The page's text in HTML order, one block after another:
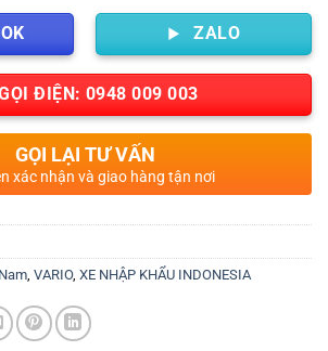
ZALO
ĐIỆN: 0948 009 003
GỌI LẠI TƯ VẤN
xác nhận và giao hàng tận nơi
, VARIO, XE NHẬP KHẨU INDONESIA